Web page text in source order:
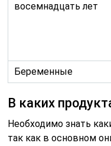
восемнадцать лет
Беременные
В каких
Необходимо знать
так как в основном